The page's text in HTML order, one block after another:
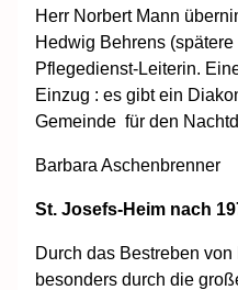
Herr Norbert Mann
Hedwig Behrens
Pflegedienst-Leiterin.
Einzug : es gibt ein
Gemeinde für den
Barbara Aschenbrenner
St. Josefs-Heim nach
Durch das Bestreben
besonders durch die